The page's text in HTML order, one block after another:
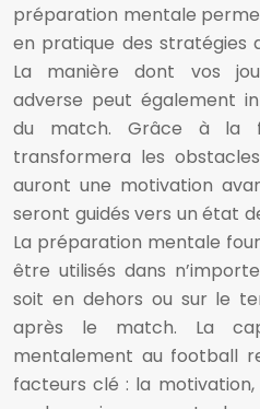
préparation mentale
en pratique des stratégies
La manière dont vos
adverse peut également
du match. Grâce à la
transformera les
auront une motivation
seront guidés vers un état
La préparation mentale
être utilisés dans
soit en dehors ou sur le
après le match. La
mentalement au football
facteurs clé : la motivation,